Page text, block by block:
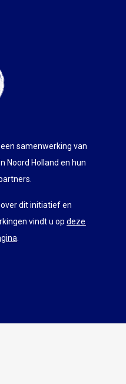
samenwerking van
Noord Holland en hun
dit initiatief en
vindt u opdeze